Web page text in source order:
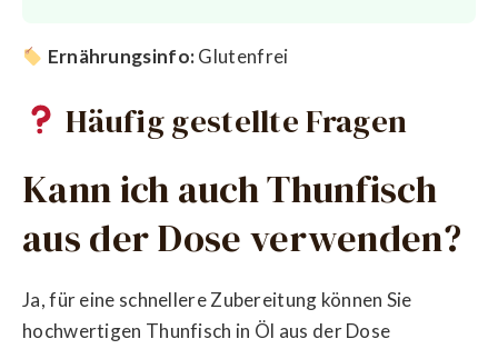
Ernährungsinfo:Glutenfrei
Häufig gestellte Fragen
Kann ich auch Thunfisch
aus der Dose verwenden?
Ja, für eine schnellere Zubereitung können Sie
hochwertigen Thunfisch in Öl aus der Dose